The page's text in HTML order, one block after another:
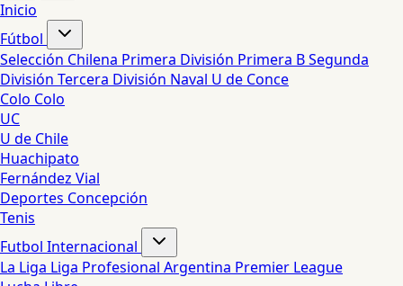
Inicio
Fútbol
Selección Chilena Primera División Primera BSegunda
División Tercera División Naval U de Conce
Colo Colo
UC
U de Chile
Huachipato
Fernández Vial
Deportes Concepción
Tenis
Futbol Internacional
La Liga Liga Profesional Argentina Premier League